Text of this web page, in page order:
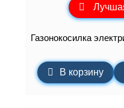
Газонокосилка
В корзину